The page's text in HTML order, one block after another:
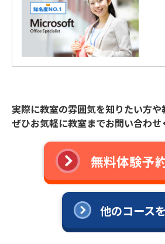
実際に教室の雰囲気を知りたい方や
ぜひお気軽に教室までお問い合わせ
無料体験予
他のコース